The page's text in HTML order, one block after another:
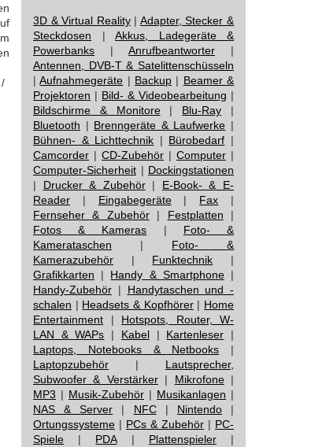
3D & Virtual Reality| Adapter, Stecker &
Steckdosen | Akkus, Ladegeräte &
Powerbanks | Anrufbeantworter |
Antennen, DVB-T & Satelittenschüsseln
|Aufnahmegeräte | Backup | Beamer &
Projektoren | Bild- & Videobearbeitung |
Bildschirme & Monitore| Blu-Ray |
Bluetooth | Brenngeräte & Laufwerke |
Bühnen- & Lichttechnik | Bürobedarf |
Camcorder | CD-Zubehör | Computer |
Computer-Sicherheit | Dockingstationen
| Drucker & Zubehör| E-Book- & E-
Reader | Eingabegeräte| Fax |
Fernseher & Zubehör| Festplatten |
Fotos & Kameras | Foto- &
Kamerataschen | Foto- &
Kamerazubehör | Funktechnik |
Grafikkarten | Handy & Smartphone|
Handy-Zubehör | Handytaschen und -
schalen | Headsets & Kopfhörer| Home
Entertainment | Hotspots, Router, W-
LAN & WAPs | Kabel| Kartenleser |
Laptops, Notebooks & Netbooks |
Laptopzubehör | Lautsprecher,
Subwoofer & Verstärker| Mikrofone|
MP3 | Musik-Zubehör | Musikanlagen |
NAS & Server | NFC| Nintendo|
Ortungssysteme | PCs & Zubehör | PC-
Spiele | PDA| Plattenspieler|